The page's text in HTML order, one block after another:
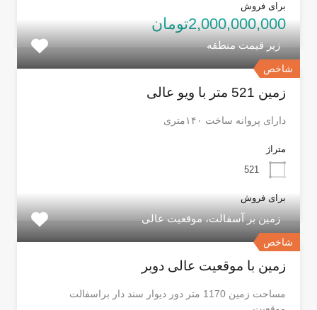
برای فروش
2,000,000,000تومان
شاخص
زیر قیمت منطقه
زمین 521 متر با ویو عالی
دارای پروانه ساخت ۱۴۰متری
متراژ
521
برای فروش
شاخص
زمین بر آسفالت، موقعیت عالی
زمین با موقعیت عالی دوبر
مساحت زمین 1170 متر دور دیوار سند دار براسفالت